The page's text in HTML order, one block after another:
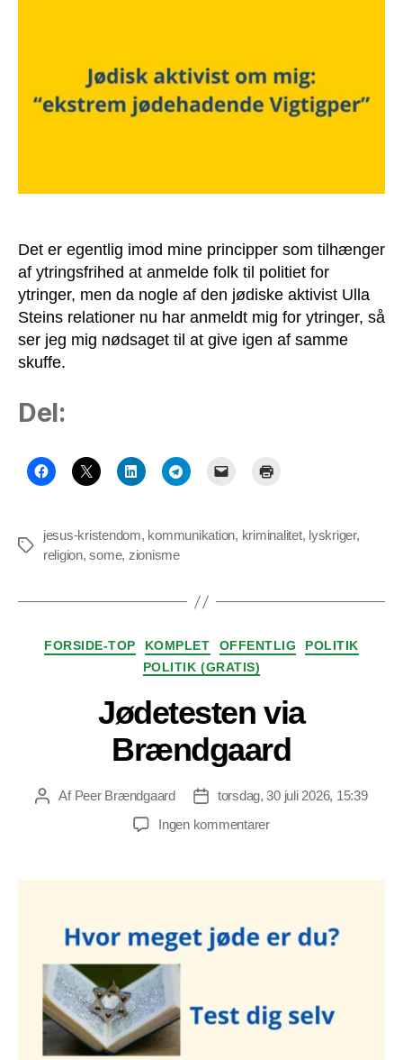
for
jødehad
Det er egentlig imod mine principper som tilhænger
af ytringsfrihed at anmelde folk til politiet for
ytringer, men da nogle af den jødiske aktivist Ulla
Steins relationer nu har anmeldt mig for ytringer, så
ser jeg mig nødsaget til at give igen af samme
skuffe.
Del:
Tags
jesus-kristendom, kommunikation, kriminalitet, lyskriger,
religion,some, zionisme
Kategorier
FORSIDE-TOP KOMPLET OFFENTLIG
POLITIK
POLITIK (GRATIS)
Jødetesten via
Brændgaard
Indlægsforfatter
Af Peer Brændgaard Indlægsdato
torsdag, 30 juli 2026, 15:39
Ingen kommentarertil
Brændgaard